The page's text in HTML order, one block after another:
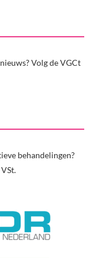
Volg de VGCt
behandelingen?